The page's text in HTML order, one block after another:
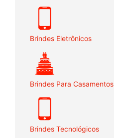
Brindes Eletrônicos
Brindes Para Casamentos
Brindes Tecnológicos